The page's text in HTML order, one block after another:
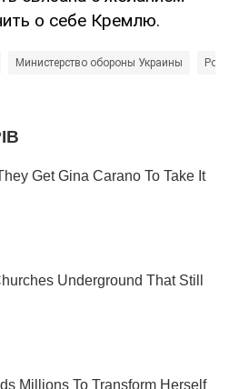
о себе Кремлю.
Министерство обороны Украины